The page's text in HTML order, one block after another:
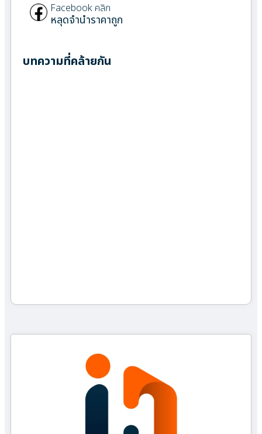
Facebook คลิก
หลุดจำนำราคาถูก
บทความที่คล้ายกัน